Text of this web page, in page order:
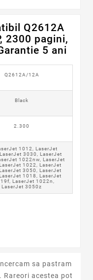
Q2612A
2300 pagini,
5 ani
Q2612A/12A
Black
2.300
1012, LaserJet
3030, LaserJet
1022nw, LaserJet
1022, LaserJet
3050, LaserJet
1018, LaserJet
LaserJet 1022n,
LaserJet 3050z
sa pastram
acestea pot